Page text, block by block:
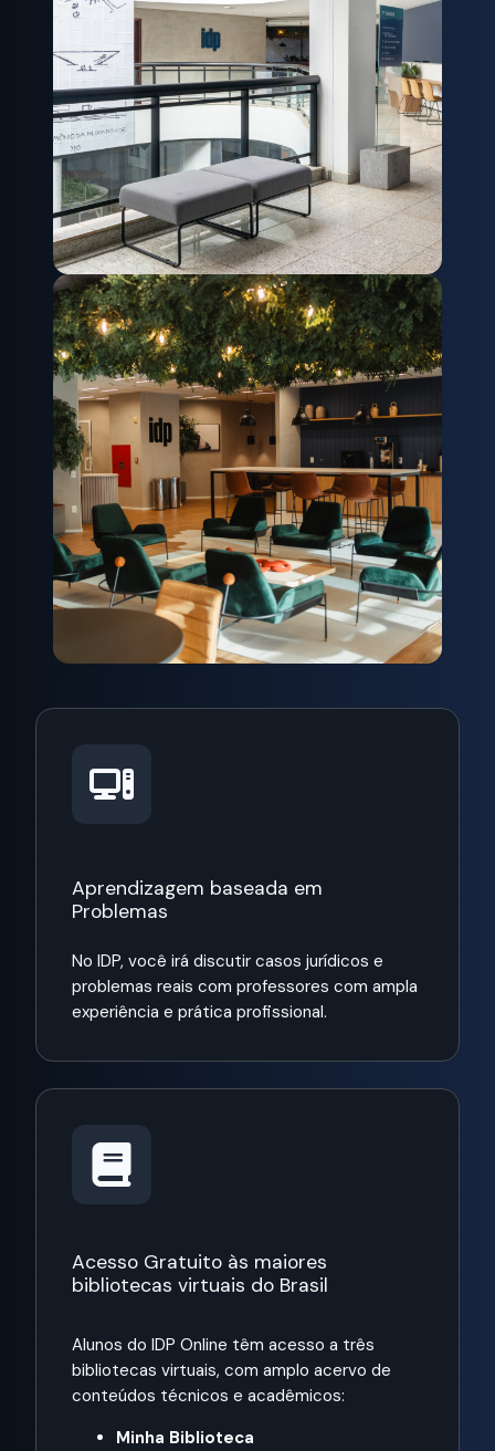
Aprendizagem baseada em
Problemas
No IDP, você irá discutir casos jurídicos e
problemas reais com professores com ampla
experiência e prática profissional.
Acesso Gratuito às maiores
bibliotecas virtuais do Brasil
Alunos do IDP Online têm acesso a três
bibliotecas virtuais, com amplo acervo de
conteúdos técnicos e acadêmicos:
Minha Biblioteca